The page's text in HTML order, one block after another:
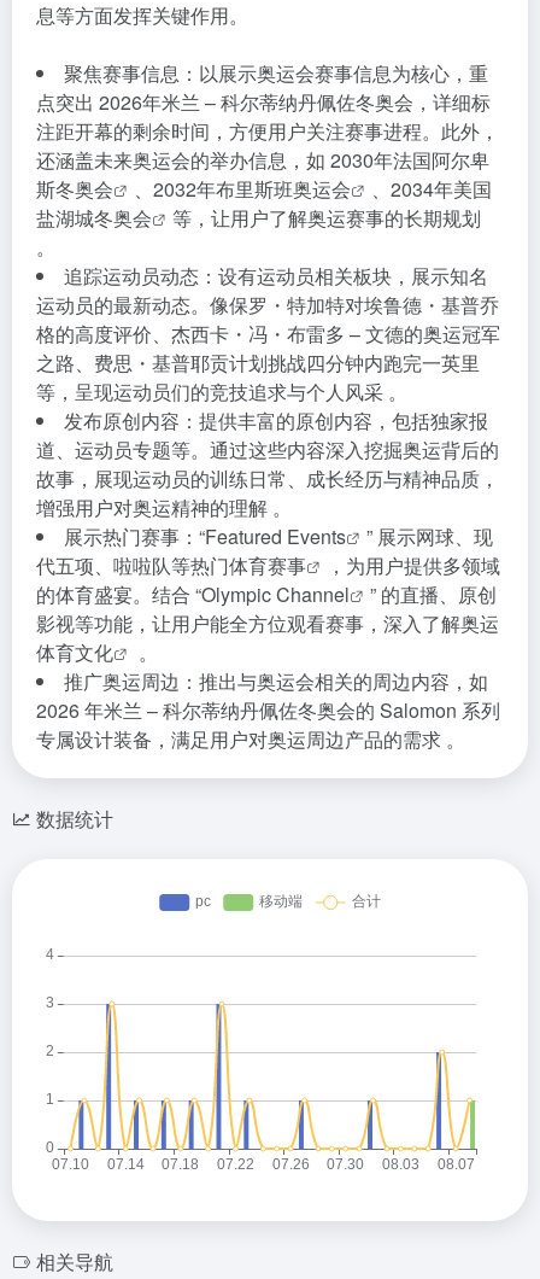
息等方面发挥关键作用。
聚焦赛事信息：以展示奥运会赛事信息为核心，重
点突出 2026年米兰 – 科尔蒂纳丹佩佐冬奥会，详细标
注距开幕的剩余时间，方便用户关注赛事进程。此外，
还涵盖未来奥运会的举办信息，如 2030年法国阿尔卑
斯冬奥会
、 2032年布里斯班奥运会 、 2034年美国
盐湖城冬奥会
等，让用户了解奥运赛事的长期规划
。
追踪运动员动态：设有运动员相关板块，展示知名
运动员的最新动态。像保罗・特加特对埃鲁德・基普乔
格的高度评价、杰西卡・冯・布雷多 – 文德的奥运冠军
之路、费思・基普耶贡计划挑战四分钟内跑完一英里
等，呈现运动员们的竞技追求与个人风采 。
发布原创内容：提供丰富的原创内容，包括独家报
道、运动员专题等。通过这些内容深入挖掘奥运背后的
故事，展现运动员的训练日常、成长经历与精神品质，
增强用户对奥运精神的理解 。
展示热门赛事：“Featured Events
” 展示网球、现
代五项、啦啦队等热门体育赛事
，为用户提供多领域
的体育盛宴。结合 “Olympic Channel
” 的直播、原创
影视等功能，让用户能全方位观看赛事，深入了解奥运
体育文化
。
推广奥运周边：推出与奥运会相关的周边内容，如
2026 年米兰 – 科尔蒂纳丹佩佐冬奥会的 Salomon 系列
专属设计装备，满足用户对奥运周边产品的需求 。
数据统计
相关导航